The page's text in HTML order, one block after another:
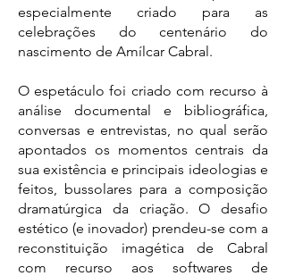
especialmente criado para as
celebrações do centenário do
nascimento de Amílcar Cabral.
O espetáculo foi criado com recurso à
análise documental e bibliográfica,
conversas e entrevistas, no qual serão
apontados os momentos centrais da
sua existência e principais ideologias e
feitos, bussolares para a composição
dramatúrgica da criação. O desafio
estético (e inovador) prendeu-se com a
reconstituição imagética de Cabral
com recurso aos softwares de